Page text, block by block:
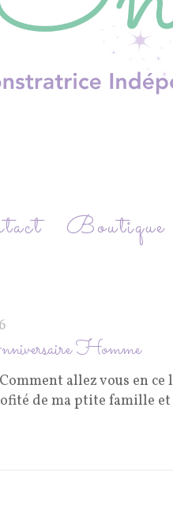
Boutique
Homme
allez vous en
de ma ptite famille et